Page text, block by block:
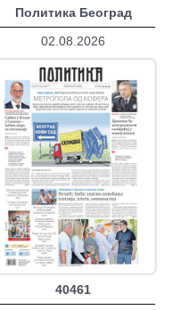
Политика Београд
02.08.2026
40461